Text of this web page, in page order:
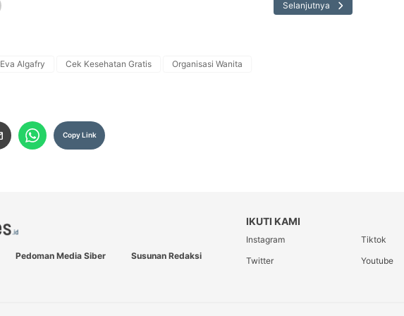
Selanjutnya
Eva Algafry Cek Kesehatan Gratis Organisasi Wanita
Copy Link
Pedoman Media Siber
Susunan Redaksi
IKUTI KAMI
Instagram Tiktok
Twitter
Youtube